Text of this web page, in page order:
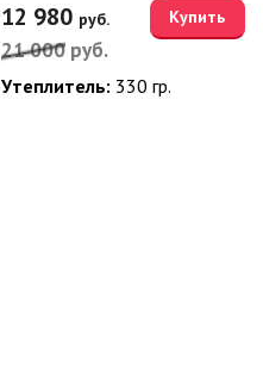
12 980 руб.
21 000 руб.
Купить
Утеплитель: 330 гр.